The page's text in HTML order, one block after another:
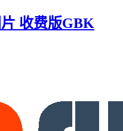
收费版GBK